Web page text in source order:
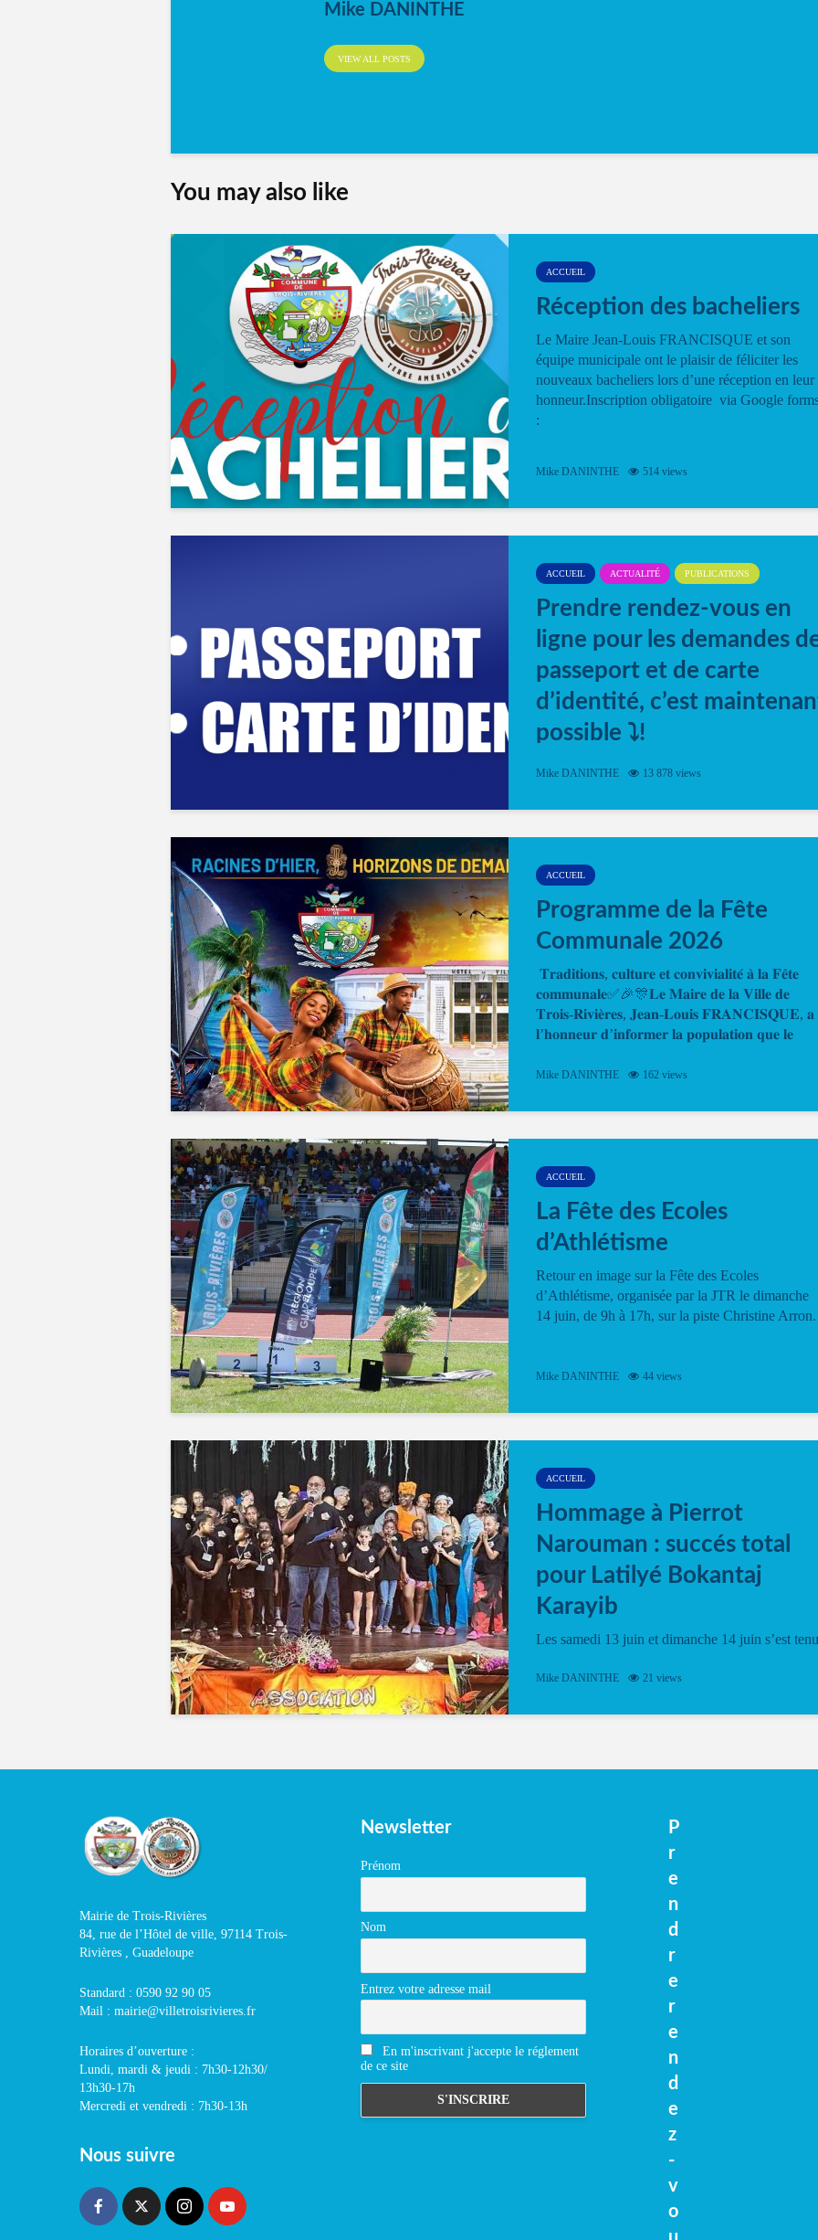
Mike DANINTHE
VIEW ALL POSTS
You may also like
ACCUEIL
Réception des bacheliers
Le Maire Jean-Louis FRANCISQUE et son
équipe municipale ont le plaisir de féliciter les
nouveaux bacheliers lors d’une réception en leur
honneur.Inscription obligatoire via Google
:
Mike DANINTHE 514 views
ACCUEIL ACTUALITÉ PUBLICATIONS
Prendre rendez-vous en
ligne pour les demandes
passeport et de carte
d’identité, c’est
possible ⤵️!
Désormais, il est possible de prendre rendez-
Mike DANINTHE 13 878 views
ACCUEIL
Programme de la Fête
Communale 2026
𝐓𝐫𝐚𝐝𝐢𝐭𝐢𝐨𝐧𝐬, 𝐜𝐮𝐥𝐭𝐮𝐫𝐞 𝐞𝐭 𝐜𝐨𝐧𝐯𝐢𝐯𝐢𝐚𝐥𝐢𝐭𝐞́ 𝐚̀ 𝐥𝐚 𝐅𝐞̂𝐭𝐞
𝐜𝐨𝐦𝐦𝐮𝐧𝐚𝐥𝐞✅🎉🎊𝐋𝐞 𝐌𝐚𝐢𝐫𝐞 𝐝𝐞 𝐥𝐚 𝐕𝐢𝐥𝐥𝐞 𝐝𝐞
𝐓𝐫𝐨𝐢𝐬-𝐑𝐢𝐯𝐢𝐞̀𝐫𝐞𝐬, 𝐉𝐞𝐚𝐧-𝐋𝐨𝐮𝐢𝐬 𝐅𝐑𝐀𝐍𝐂𝐈𝐒𝐐𝐔𝐄, 𝐚
𝐥’𝐡𝐨𝐧𝐧𝐞𝐮𝐫 𝐝’𝐢𝐧𝐟𝐨𝐫𝐦𝐞𝐫 𝐥𝐚 𝐩𝐨𝐩𝐮𝐥𝐚𝐭𝐢𝐨𝐧 𝐪𝐮𝐞 𝐥𝐞
Mike DANINTHE 162 views
ACCUEIL
La Fête des Ecoles
d’Athlétisme
Retour en image sur la Fête des Ecoles
d’Athlétisme, organisée par la JTR le dimanche
14 juin, de 9h à 17h, sur la piste Christine Arron.
Mike DANINTHE 44 views
ACCUEIL
Hommage à Pierrot
Narouman : succés total
pour Latilyé Bokantaj
Karayib
Les samedi 13 juin et dimanche 14 juin s’est tenu
vibrant à Pierrot Narouman, organisé par
spectacle de fin d’année, présenté à la salle...
Mike DANINTHE 21 views
Mairie de Trois-Rivières
84, rue de l’Hôtel de ville, 97114 Trois-
Rivières , Guadeloupe
Standard : 0590 92 90 05
Mail : mairie@villetroisrivieres.fr
Horaires d’ouverture :
Lundi, mardi & jeudi : 7h30-12h30/
13h30-17h
Mercredi et vendredi : 7h30-13h
Nous suivre
Newsletter
Prénom
Nom
Entrez votre adresse mail
En m'inscrivant j'accepte le réglement
de ce site
P
r
e
n
d
r
e
r
e
n
d
e
z
-
v
o